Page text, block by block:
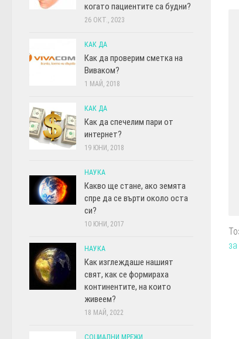
когато пациентите са будни?
26 ОКТ., 2023
КАК ДА
Как да проверим сметка на
Виваком?
1 МАЙ, 2018
КАК ДА
Как да спечелим пари от
интернет?
19 ЮНИ, 2018
НАУКА
Какво ще стане, ако земята
спре да се върти около оста
си?
10 ЮНИ, 2017
НАУКА
Как изглеждаше нашият
свят, как се формираха
континентите, на които
живеем?
18 МАЙ, 2022
СОЦИАЛНИ МРЕЖИ